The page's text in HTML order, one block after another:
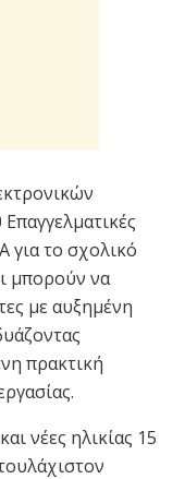
για το σχολικό
μπορούν να
με αυξημένη
πρακτική
νέες ηλικίας 15